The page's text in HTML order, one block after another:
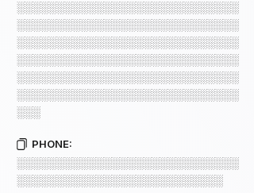
░░░░░░░░░░░░░░░░░░░░░░░░░░░░
░░░░░░░░░░░░░░░░░░░░░░░░░░░░
░░░░░░░░░░░░░░░░░░░░░░░░░░░░
░░░░░░░░░░░░░░░░░░░░░░░░░░░░
░░░░░░░░░░░░░░░░░░░░░░░░░░░░
░░░░░░░░░░░░░░░░░░░░░░░░░░░░
░░░
PHONE:
░░░░░░░░░░░░░░░░░░░░░░░░░░░░
░░░░░░░░░░░░░░░░░░░░░░░░░░